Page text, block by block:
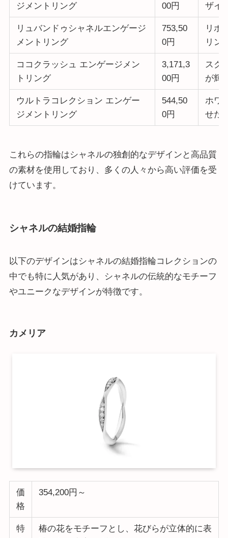
ジメントリング
00円
ザイ
リュバンドゥシャネルエンゲージ
メントリング
753,50
0円
リボ
リン
ココクラッシュ エンゲージメン
トリング
3,171,3
00円
スク
が輝
ウルトラコレクション エンゲー
ジメントリング
544,50
0円
ホワ
せた
これらの指輪はシャネルの独創的なデザインと高品質
の素材を使用しており、多くの人々から高い評価を受
けています。
シャネルの結婚指輪
以下のデザインはシャネルの結婚指輪コレクションの
中でも特に人気があり、シャネルの伝統的なモチーフ
やユニークなデザインが特徴です。
カメリア
価
格
354,200円～
特
椿の花をモチーフとし、花びらが立体的に表